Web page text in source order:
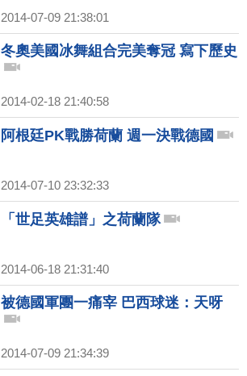
2014-07-09 21:38:01
冬奧美國冰舞組合完美奪冠 寫下歷史
2014-02-18 21:40:58
阿根廷PK戰勝荷蘭 週一決戰德國
2014-07-10 23:32:33
「世足英雄譜」之荷蘭隊
2014-06-18 21:31:40
被德國軍團一痛宰 巴西球迷：天呀
2014-07-09 21:34:39